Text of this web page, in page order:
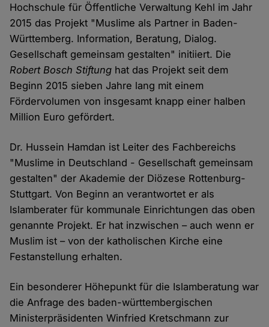
Hochschule für Öffentliche Verwaltung Kehl im Jahr
2015 das Projekt "Muslime als Partner in Baden-
Württemberg. Information, Beratung, Dialog.
Gesellschaft gemeinsam gestalten" initiiert. Die
Robert Bosch Stiftung hat das Projekt seit dem
Beginn 2015 sieben Jahre lang mit einem
Fördervolumen von insgesamt knapp einer halben
Million Euro gefördert.
Dr. Hussein Hamdan ist Leiter des Fachbereichs
"Muslime in Deutschland - Gesellschaft gemeinsam
gestalten" der Akademie der Diözese Rottenburg-
Stuttgart. Von Beginn an verantwortet er als
Islamberater für kommunale Einrichtungen das oben
genannte Projekt. Er hat inzwischen – auch wenn er
Muslim ist – von der katholischen Kirche eine
Festanstellung erhalten.
Ein besonderer Höhepunkt für die Islamberatung war
die Anfrage des baden-württembergischen
Ministerpräsidenten Winfried Kretschmann zur